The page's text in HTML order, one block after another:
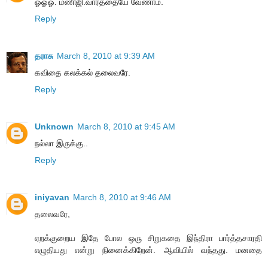
Reply
தராசு March 8, 2010 at 9:39 AM
கவிதை கலக்கல் தலைவரே.
Reply
Unknown March 8, 2010 at 9:45 AM
நல்லா இருக்கு..
Reply
iniyavan March 8, 2010 at 9:46 AM
தலைவரே,
ஏறக்குறைய இதே போல ஒரு சிறுகதை இந்திரா பார்த்தசாரதி
எழுதியது என்று நினைக்கிறேன். ஆவியில் வந்தது. மனதை